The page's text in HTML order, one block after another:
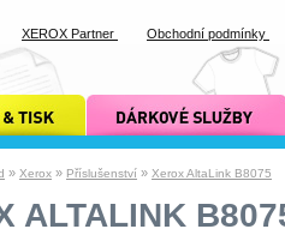
» Xerox » Příslušenství » Xerox AltaLink B8075
ALTALINK
dárkové služby xcopy
XEROX Partner Obchodní podmínky